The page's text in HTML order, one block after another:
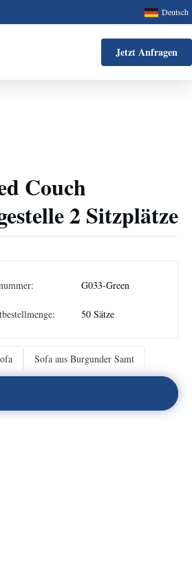
Deutsch
Jetzt Anfragen
Couch
2 Sitzplätze
G033-Green
50 Sätze
Sofa aus Burgunder Samt